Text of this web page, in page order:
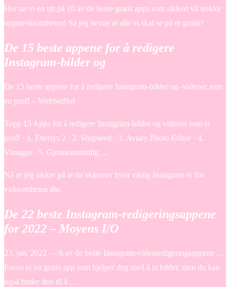
Her tar vi en titt på 10 av de beste gratis apps som sikkert vil trekke
oppmerksomheten! Sa jeg nevne at alle vi skal se på er gratis?
De 15 beste appene for å redigere
Instagram-bilder og
De 15 beste appene for å redigere Instagram-bilder og -videoer som
en proff – WebSetNet
Topp 15 Apps for å redigere Instagram-bilder og videoer som et
proff · 1. Etterlys 2 · 2. Snapseed · 3. Aviary Photo Editor · 4.
Vintagio · 5. Gjennomsnittlig …
Nå er jeg sikker på at du skjønner hvor viktig Instagram er for
virksomheten din.
De 22 beste Instagram-redigeringsappene
for 2022 – Moyens I/O
23. jan. 2022 — 6 av de beste Instagram-videoredigeringsappene …
Focos er en gratis app som hjelper deg med å ta bilder, men du kan
også bruke den til å …